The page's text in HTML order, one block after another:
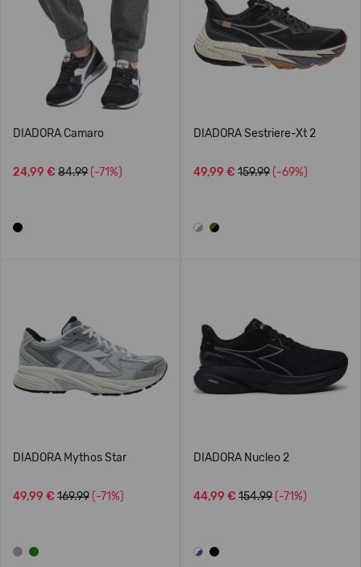
DIADORA Camaro
24,99 € 84.99 (-71%)
DIADORA Sestriere-Xt 2
49,99 € 159.99 (-69%)
DIADORA Mythos Star
49,99 € 169.99 (-71%)
DIADORA Nucleo 2
44,99 € 154.99 (-71%)